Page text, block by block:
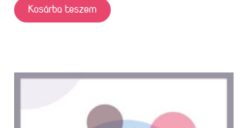
Kosárba teszem